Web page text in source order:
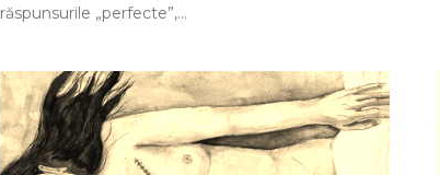
răspunsurile „perfecte”,…